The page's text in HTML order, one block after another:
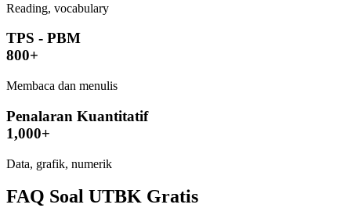
Reading, vocabulary
TPS - PBM
800+
Membaca dan menulis
Penalaran Kuantitatif
1,000+
Data, grafik, numerik
FAQ Soal UTBK Gratis